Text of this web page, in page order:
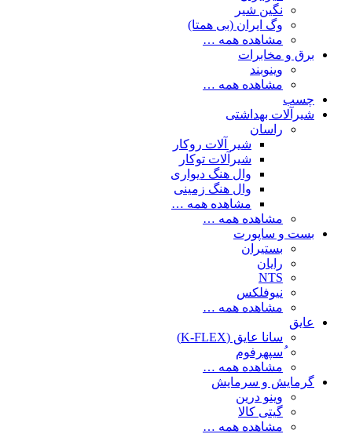
نگین شیر
وگ ایران (بی همتا)
مشاهده همه …
برق و مخابرات
وینوبند
مشاهده همه …
چسب
شیرآلات بهداشتی
راسان
شیر آلات روکار
شیرآلات توکار
وال هنگ دیواری
وال هنگ زمینی
مشاهده همه …
مشاهده همه …
بست و ساپورت
بستیران
رایان
NTS
نیوفلکس
مشاهده همه …
عایق
سانا عایق (K-FLEX)
ُسپهرفوم
مشاهده همه …
گرمایش و سرمایش
وینو درین
گیتی کالا
مشاهده همه …